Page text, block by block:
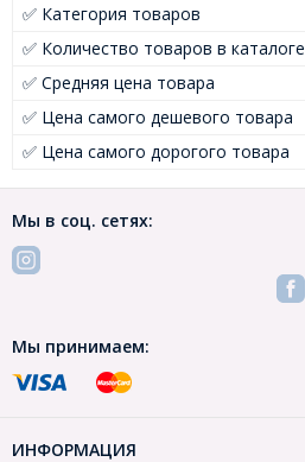
✅ Категория товаров
✅ Количество товаров в каталоге
✅ Средняя цена товара
✅ Цена самого дешевого товара
✅ Цена самого дорогого товара
Мы в соц. сетях:
Мы принимаем:
ИНФОРМАЦИЯ